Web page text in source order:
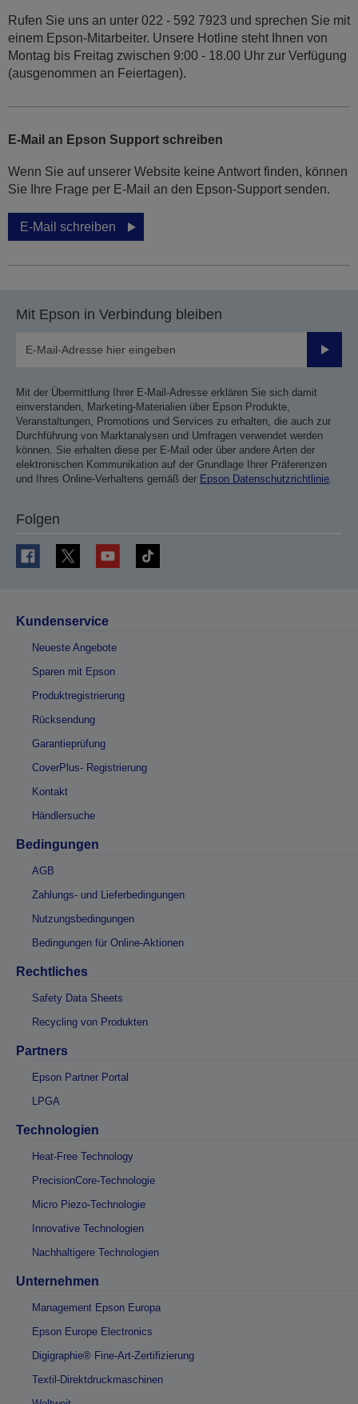
Rufen Sie uns an unter 022 - 592 7923 und sprechen Sie mit
einem Epson-Mitarbeiter. Unsere Hotline steht Ihnen von
Montag bis Freitag zwischen 9:00 - 18.00 Uhr zur Verfügung
(ausgenommen an Feiertagen).
E-Mail an Epson Support schreiben
Wenn Sie auf unserer Website keine Antwort finden, können
Sie Ihre Frage per E-Mail an den Epson-Support senden.
E-Mail schreiben
Mit Epson in Verbindung bleiben
Mit der Übermittlung Ihrer E-Mail-Adresse erklären Sie sich damit
einverstanden, Marketing-Materialien über Epson Produkte,
Veranstaltungen, Promotions und Services zu erhalten, die auch zur
Durchführung von Marktanalysen und Umfragen verwendet werden
können. Sie erhalten diese per E-Mail oder über andere Arten der
elektronischen Kommunikation auf der Grundlage Ihrer Präferenzen
und Ihres Online-Verhaltens gemäß der Epson Datenschutzrichtlinie.
Folgen
Kundenservice
Neueste Angebote
Sparen mit Epson
Produktregistrierung
Rücksendung
Garantieprüfung
CoverPlus- Registrierung
Kontakt
Händlersuche
Bedingungen
AGB
Zahlungs- und Lieferbedingungen
Nutzungsbedingungen
Bedingungen für Online-Aktionen
Rechtliches
Safety Data Sheets
Recycling von Produkten
Partners
Epson Partner Portal
LPGA
Technologien
Heat-Free Technology
PrecisionCore-Technologie
Micro Piezo-Technologie
Innovative Technologien
Nachhaltigere Technologien
Unternehmen
Management Epson Europa
Epson Europe Electronics
Digigraphie® Fine-Art-Zertifizierung
Textil-Direktdruckmaschinen